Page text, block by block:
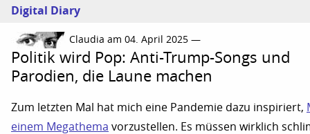
Digital Diary
Claudia am 04. April 2025 —
Politik wird Pop: Anti-Trump-Songs und
Parodien, die Laune machen
Zum letzten Mal hat mich eine Pandemie dazu inspiriert,
einem Megathema vorzustellen. Es müssen wirklich